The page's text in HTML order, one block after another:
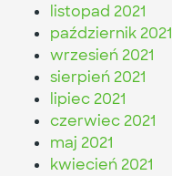
listopad 2021
październik 2021
wrzesień 2021
sierpień 2021
lipiec 2021
czerwiec 2021
maj 2021
kwiecień 2021